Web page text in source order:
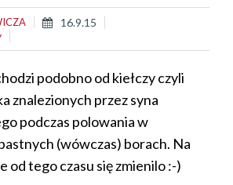
16.9.15
podobno od kiełczy czyli
znalezionych przez syna
podczas polowania w
(wówczas) borach. Na
od tego czasu się zmienilo :-)